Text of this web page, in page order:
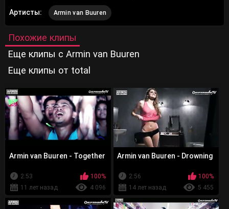
Артисты: Armin van Buuren
Похожие клипы
Еще клипы с Armin van Buuren
Еще клипы от total
Armin van Buuren - Together
2:53
100%
11 лет назад
4 096
Armin van Buuren - Drowning
2:56
100%
14 лет назад
5 455